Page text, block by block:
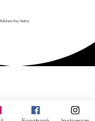
Raj Notna